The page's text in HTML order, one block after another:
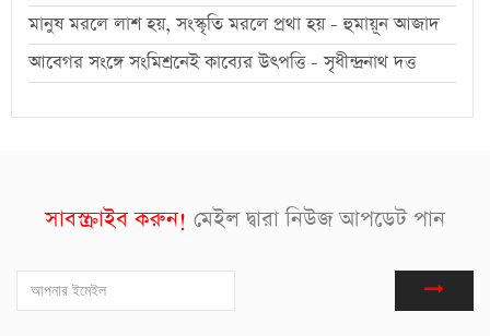
মানুষ মরলে লাশ হয়, সংস্কৃতি মরলে প্রথা হয় - হুমায়ূন আজাদ
আবেগর সংঙ্গে সংমিশ্রনেই কাব্যের উৎপত্তি - সৃধীন্দ্রনাথ দত্ত
সাবস্ক্রাইব করুন! মেইল দ্বারা নিউজ আপডেট পান